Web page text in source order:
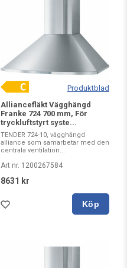
Produktblad
Alliancefläkt Vägghängd
Franke 724 700 mm, För
tryckluftstyrt syste...
TENDER 724-10, vägghängd
alliance som samarbetar med den
centrala ventilation...
Art nr. 1200267584
8631 kr
Köp